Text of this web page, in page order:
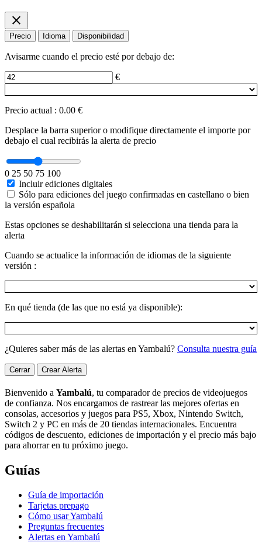
close
Precio Idioma Disponibilidad
Avisarme cuando el precio esté por debajo de:
€
Precio actual : 0.00 €
Desplace la barra superior o modifique directamente el importe por
debajo el cual recibirás la alerta de precio
0 25 50 75 100
Incluir ediciones digitales
Sólo para ediciones del juego confirmadas en castellano o bien
la versión española
Estas opciones se deshabilitarán si selecciona una tienda para la
alerta
Cuando se actualice la información de idiomas de la siguiente
versión :
En qué tienda (de las que no está ya disponible):
¿Quieres saber más de las alertas en Yambalú? Consulta nuestra guía
Cerrar Crear Alerta
Bienvenido a Yambalú, tu comparador de precios de videojuegos
de confianza. Nos encargamos de rastrear las mejores ofertas en
consolas, accesorios y juegos para PS5, Xbox, Nintendo Switch,
Switch 2 y PC en más de 20 tiendas internacionales. Encuentra
códigos de descuento, ediciones de importación y el precio más bajo
para ahorrar en tu próximo juego.
Guías
Guía de importación
Tarjetas prepago
Cómo usar Yambalú
Preguntas frecuentes
Alertas en Yambalú